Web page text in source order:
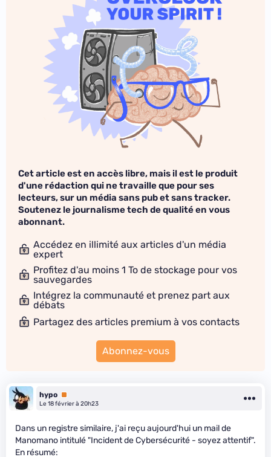
Cet article est en accès libre, mais il est le produit
d'une rédaction qui ne travaille que pour ses
lecteurs, sur un média sans pub et sans tracker.
Soutenez le journalisme tech de qualité en vous
abonnant.
Accédez en illimité aux articles d'un média
expert
Profitez d'au moins 1 To de stockage pour vos
sauvegardes
Intégrez la communauté et prenez part aux
débats
Partagez des articles premium à vos contacts
Abonnez-vous
hypo Premium
Le 18 février à 20h23
Dans un registre similaire, j'ai reçu aujourd'hui un mail de
Manomano intitulé "Incident de Cybersécurité - soyez attentif".
En résumé: